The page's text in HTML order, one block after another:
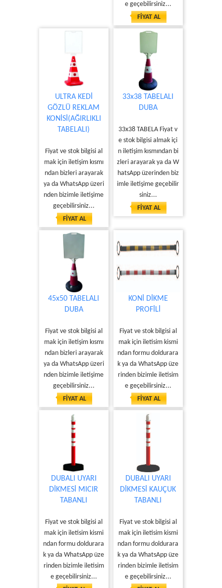
e geçebilirsiniz...
FİYAT AL
ULTRA KEDİ
GÖZLÜ REKLAM
KONİSİ(AĞIRLIKLI
TABELALI)
Fiyat ve stok bilgisi al
mak için iletişim kısmı
ndan bizleri arayarak
ya da WhatsApp üzeri
nden bizimle iletişime
geçebilirsiniz...
FİYAT AL
33x38 TABELALI
DUBA
33x38 TABELA Fiyat v
e stok bilgisi almak içi
n iletişim kısmından bi
zleri arayarak ya da W
hatsApp üzerinden biz
imle iletişime geçebilir
siniz...
FİYAT AL
45x50 TABELALI
DUBA
Fiyat ve stok bilgisi al
mak için iletişim kısmı
ndan bizleri arayarak
ya da WhatsApp üzeri
nden bizimle iletişime
geçebilirsiniz...
FİYAT AL
KONİ DİKME
PROFİLİ
Fiyat ve stok bilgisi al
mak için iletisim kismi
ndan formu doldurara
k ya da WhatsApp üze
rinden bizimle iletisim
e geçebilirsiniz...
FİYAT AL
DUBALI UYARI
DİKMESİ MICIR
TABANLI
Fiyat ve stok bilgisi al
mak için iletisim kismi
ndan formu doldurara
k ya da WhatsApp üze
rinden bizimle iletisim
e geçebilirsiniz...
DUBALI UYARI
DİKMESİ KAUÇUK
TABANLI
Fiyat ve stok bilgisi al
mak için iletisim kismi
ndan formu doldurara
k ya da WhatsApp üze
rinden bizimle iletisim
e geçebilirsiniz...